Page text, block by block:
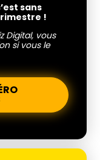
sans
!
Digital, vous
si vous le